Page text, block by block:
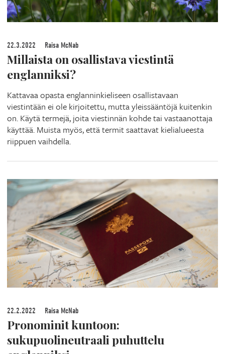
22.3.2022 Raisa McNab
Millaista on osallistava viestintä
englanniksi?
Kattavaa opasta englanninkieliseen osallistavaan
viestintään ei ole kirjoitettu, mutta yleissääntöjä kuitenkin
on. Käytä termejä, joita viestinnän kohde tai vastaanottaja
käyttää. Muista myös, että termit saattavat kielialueesta
riippuen vaihdella.
22.2.2022 Raisa McNab
Pronominit kuntoon:
sukupuolineutraali puhuttelu